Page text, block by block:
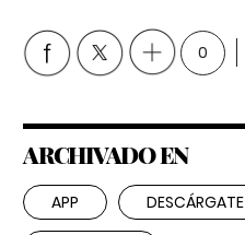
0
ARCHIVADO EN
APP DESCÁRGATE